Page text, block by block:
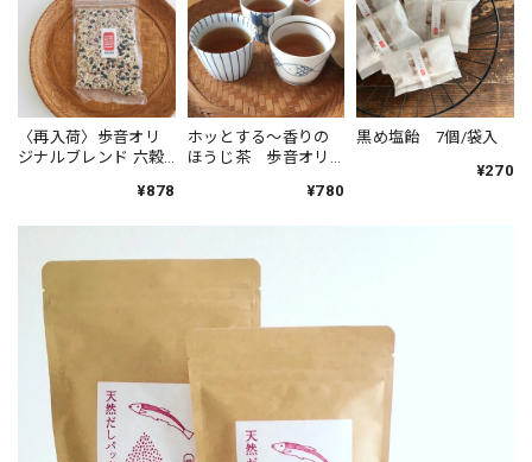
〈再入荷〉歩音オリ
ジナルブレンド 六穀
¥878
ホッとする〜香りの
ほうじ茶 歩音オリ
¥780
黒め塩飴 7個/袋入
¥270